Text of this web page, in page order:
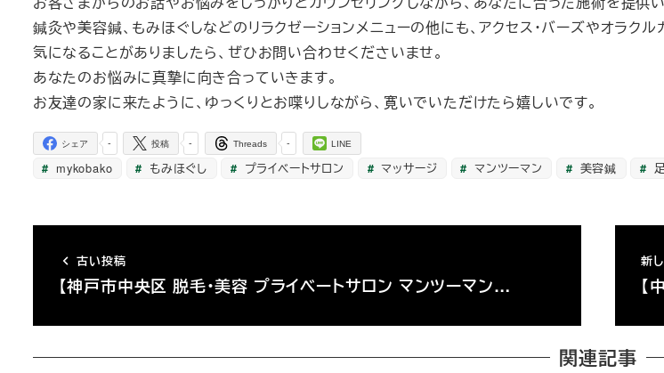
鍼灸や美容鍼、もみほぐしなどのリラクゼーションメニューの他にも、アクセス・バーズやオラク
気になることがありましたら、ぜひお問い合わせくださいませ。
あなたのお悩みに真摯に向き合っていきます。
お友達の家に来たように、ゆっくりとお喋りしながら、寛いでいただけたら嬉しいです。
-
シェア -
投稿 -
Threads LINE
mykobako もみほぐし プライベートサロン マッサージ マンツーマン 美容鍼
古い投稿
【神戸市中央区 脱毛・美容 プライベートサロン マンツーマン…
新
【
関連記事